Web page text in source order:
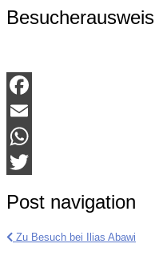
Besucherausweis
Facebook
Email
WhatsApp
Post navigation
Zu Besuch bei Ilias Abawi